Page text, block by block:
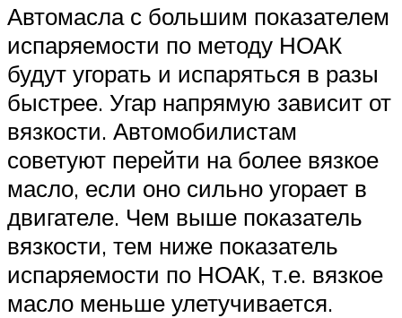
Автомасла с большим показателем
испаряемости по методу НОАК
будут угорать и испаряться в разы
быстрее. Угар напрямую зависит от
вязкости. Автомобилистам
советуют перейти на более вязкое
масло, если оно сильно угорает в
двигателе. Чем выше показатель
вязкости, тем ниже показатель
испаряемости по НОАК, т.е. вязкое
масло меньше улетучивается.